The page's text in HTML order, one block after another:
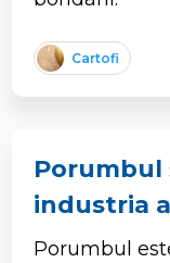
Cartofi
Porumbul
industria
Porumbul